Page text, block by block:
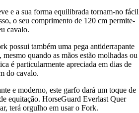
e a sua forma equilibrada tornam-no fácil
o seu comprimento de 120 cm permite-
cavalo.
possui também uma pega antiderrapante
mesmo quando as mãos estão molhadas ou
é particularmente apreciada em dias de
do cavalo.
e moderno, este garfo dará um toque de
equitação. HorseGuard Everlast Quer
terá orgulho em usar o Fork.